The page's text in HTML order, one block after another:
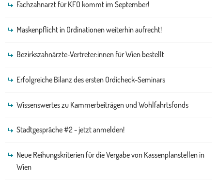
Fachzahnarzt für KFO kommt im September!
Maskenpflicht in Ordinationen weiterhin aufrecht!
Bezirkszahnärzte-Vertreter:innen für Wien bestellt
Erfolgreiche Bilanz des ersten Ordicheck-Seminars
Wissenswertes zu Kammerbeiträgen und Wohlfahrtsfonds
Stadtgespräche #2 - jetzt anmelden!
Neue Reihungskriterien für die Vergabe von Kassenplanstellen in
Wien